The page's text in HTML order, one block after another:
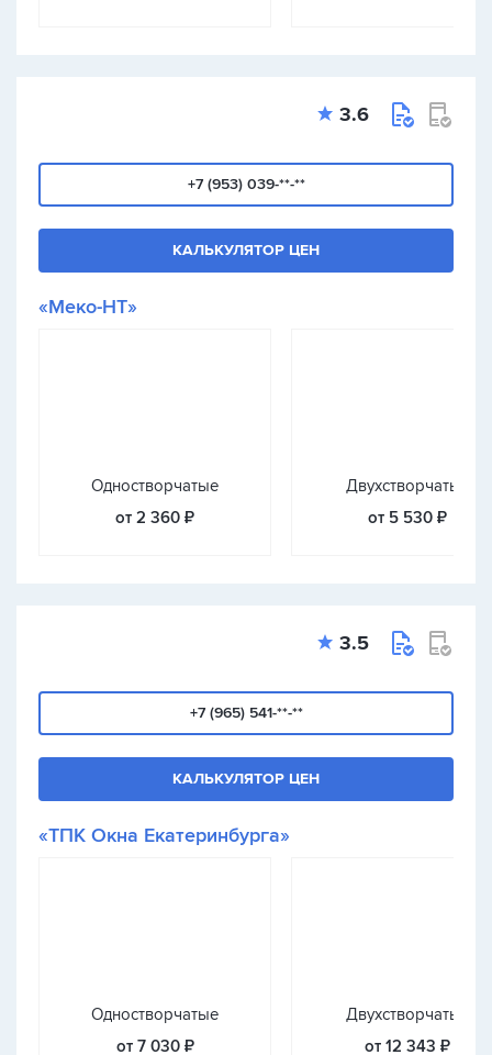
3.6
+7 (953) 039-**-**
КАЛЬКУЛЯТОР ЦЕН
«Меко-НТ»
Одностворчатые
от 2 360 ₽
Двухстворчатые
от 5 530 ₽
3.5
+7 (965) 541-**-**
КАЛЬКУЛЯТОР ЦЕН
«ТПК Окна Екатеринбурга»
Одностворчатые
от 7 030 ₽
Двухстворчатые
от 12 343 ₽